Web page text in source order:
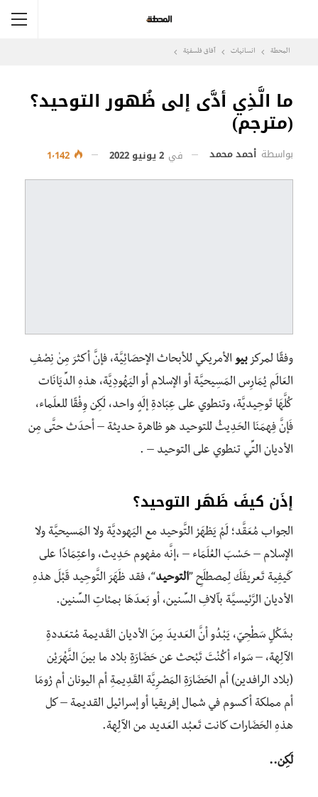
المحطة انسانيات آفاق فلسفيّة‎
ما الَّذِي أدَّى إلى ظُهور التوحيد؟
(مترجم)
بواسطة أحمد محمد في 2 يونيو 2022
وفقًا لمركز بيو الأمريكي للأبحاث الإحصَائِيَّة، فإنَّ أكثرَ مِنٰ نِصْفِ
العَالَم يُمَارِس المَسِيحيَّة أو الإسلام أو اليَهُودِيَّة، هذهِ الدِّيَانَات
كُلَّهَا تَوحِيديَّة، وتنطوي على عِبَادةِ إلَهٍ واحد، لَكِن وِفْقًا للعلَماء،
فَإنَّ فِهمَنَا الحَدِيثُ للتوحيد هو ظاهرة حديثة – أحدَث حتَّى مِن
الأديان التِّي تنطوي على التوحيد – .
إذَن كيفَ ظَهَر التوحيد؟
الجواب مُعَقَّد؛ لَمْ يَظهَرْ التَّوحيد مع اليَهوديَّة ولا المَسيحيَّة ولا
الإسلام – حَسْبَ العُلَمَاء – ،إنَّه مفهوم حَدِيث، واعتِمَادًا على
كَيفِية تَعريفَكَ لِمصطلَحِ ”التوحيد“، فقد ظَهَرَ التَّوحِيد قَبٔلَ هذهِ
الأديان الرَّئيسيَّة بآلافِ السِّنين، أو بَعدَهَا بمئاتِ السِّنين.
بشَكْلٍ سَطْحِيّ، يَبْدُو أنَّ العَديدَ مِنَ الأديان القَديمة مُتعَددةِ
الآلِهة، – سَواء أكُنْتَ تَبْحث عن حَضَارَةِ بلاد ما بينَ النَّهْرَيْن
(بلاد الرافدين) أم الحَضَارَةِ المَصْرِيَّة القَدِيمةِ أم اليونان أم رُومَا
أم مملكة أكسوم في شمال إفريقيا أو إسرائيل القديمة – كل
هذهِ الحَضَارات كانت تَعبُد العَديد من الآلِهة.
لَكِن..